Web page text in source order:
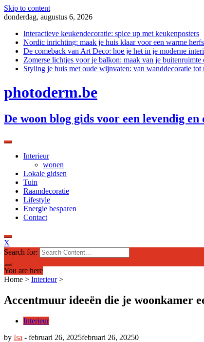
Skip to content
donderdag, augustus 6, 2026
Interactieve keukendecoratie: spice up met keukenposters
Nordic inrichting: maak je huis klaar voor een warme
De comeback van Art Deco: hoe je het in je moderne
Zomerse lichtjes voor je balkon: maak van je buitenruimte
Styling je huis met oude wijnvaten: van wanddecoratie tot
photoderm.be
De woon blog gids voor een levendig
Interieur
wonen
Lokale gidsen
Tuin
Raamdecoratie
Lifestyle
Energie besparen
Contact
X
Search for:
You are here
Home > Interieur >
Accentmuur ideeën die je woonkamer
Interieur
by Isa - februari 26, 2025februari 26, 20250